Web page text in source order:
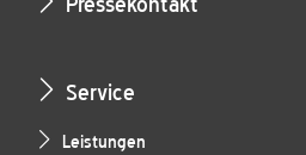
Service
Leistungen